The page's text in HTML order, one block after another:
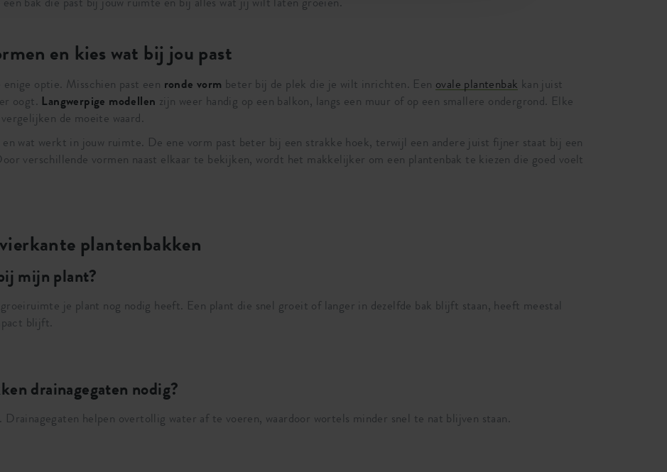
en kies wat bij jou past
optie. Misschien past een ronde vorm beter bij de plek die je wilt inrichten. Een ovale plantenbak kan juist
oogt. Langwerpige modellen zijn weer handig op een balkon, langs een muur of op een smallere ondergrond. Elke
de moeite waard.
wat werkt in jouw ruimte. De ene vorm past beter bij een strakke hoek, terwijl een andere juist fijner staat bij een
verschillende vormen naast elkaar te bekijken, wordt het makkelijker om een plantenbak te kiezen die goed voelt
plantenbakken
mijn plant?
je plant nog nodig heeft. Een plant die snel groeit of langer in dezelfde bak blijft staan, heeft meestal
blijft.
drainagegaten nodig?
helpen overtollig water af te voeren, waardoor wortels minder snel te nat blijven staan.